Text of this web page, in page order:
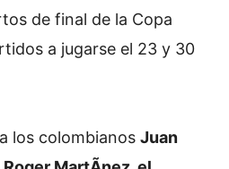
de final de la Copa
a jugarse el 23 y 30
los colombianos Juan